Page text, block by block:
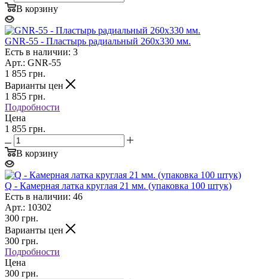
В корзину
GNR-55 - Пластырь радиальный 260х330 мм.
Есть в наличии: 3
Арт.: GNR-55
1 855 грн.
Варианты цен
1 855 грн.
Подробности
Цена
1 855 грн.
В корзину
Q - Камерная латка круглая 21 мм. (упаковка 100 штук)
Есть в наличии: 46
Арт.: 10302
300 грн.
Варианты цен
300 грн.
Подробности
Цена
300 грн.